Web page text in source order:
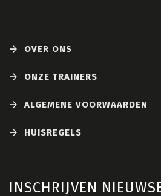
OVER ONS
ONZE TRAINERS
ALGEMENE VOORWAARDEN
HUISREGELS
INSCHRIJVEN